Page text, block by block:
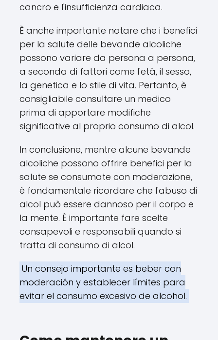
cancro e l'insufficienza cardiaca.
È anche importante notare che i benefici
per la salute delle bevande alcoliche
possono variare da persona a persona,
a seconda di fattori come l'età, il sesso,
la genetica e lo stile di vita. Pertanto, è
consigliabile consultare un medico
prima di apportare modifiche
significative al proprio consumo di alcol.
In conclusione, mentre alcune bevande
alcoliche possono offrire benefici per la
salute se consumate con moderazione,
è fondamentale ricordare che l'abuso di
alcol può essere dannoso per il corpo e
la mente. È importante fare scelte
consapevoli e responsabili quando si
tratta di consumo di alcol.
Un consejo importante es beber con
moderación y establecer límites para
evitar el consumo excesivo de alcohol.